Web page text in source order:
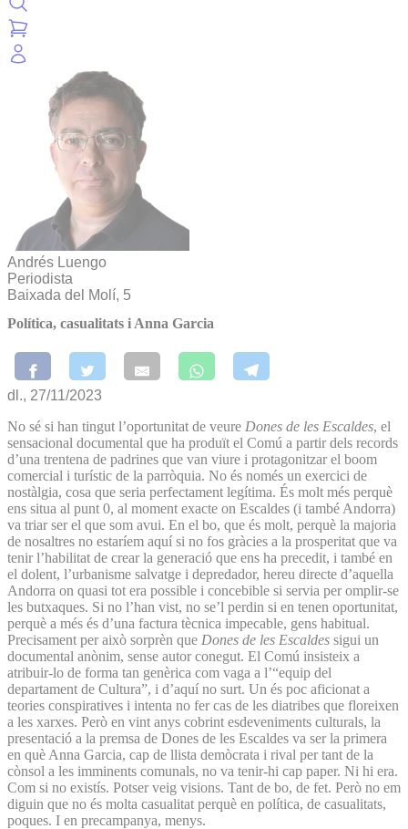
Andrés Luengo
Periodista
Baixada del Molí, 5
Política, casualitats i Anna Garcia
dl., 27/11/2023
No sé si han tingut l’oportunitat de veure Dones de les Escaldes, el
sensacional documental que ha produït el Comú a partir dels records
d’una trentena de padrines que van viure i protagonitzar el boom
comercial i turístic de la parròquia. No és només un exercici de
nostàlgia, cosa que seria perfectament legítima. És molt més perquè
ens situa al punt 0, al moment exacte on Escaldes (i també Andorra)
va triar ser el que som avui. En el bo, que és molt, perquè la majoria
de nosaltres no estaríem aquí si no fos gràcies a la prosperitat que va
tenir l’habilitat de crear la generació que ens ha precedit, i també en
el dolent, l’urbanisme salvatge i depredador, hereu directe d’aquella
Andorra on quasi tot era possible i concebible si servia per omplir-se
les butxaques. Si no l’han vist, no se’l perdin si en tenen oportunitat,
perquè a més és d’una factura tècnica impecable, gens habitual.
Precisament per això sorprèn que Dones de les Escaldes sigui un
documental anònim, sense autor conegut. El Comú insisteix a
atribuir-lo de forma tan genèrica com vaga a l’“equip del
departament de Cultura”, i d’aquí no surt. Un és poc aficionat a
teories conspiratives i intenta no fer cas de les diatribes que floreixen
a les xarxes. Però en vint anys cobrint esdeveniments culturals, la
presentació a la premsa de Dones de les Escaldes va ser la primera
en què Anna Garcia, cap de llista demòcrata i rival per tant de la
cònsol a les imminents comunals, no va tenir-hi cap paper. Ni hi era.
Com si no existís. Potser veig visions. Tant de bo, de fet. Però no em
diguin que no és molta casualitat perquè en política, de casualitats,
poques. I en precampanya, menys.